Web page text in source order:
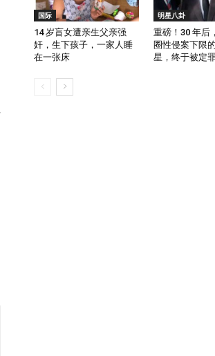
国际
14 岁盲女遭亲生父亲强
奸，生下孩子，一家人睡
在一张床
明星八卦
重磅！30 年后
圈性侵案下限
星，终于被定罪